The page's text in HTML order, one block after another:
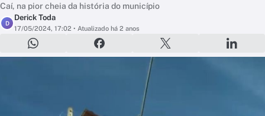
Caí, na pior cheia da história do município
D
Derick Toda
17/05/2024, 17:02 • Atualizado há 2 anos